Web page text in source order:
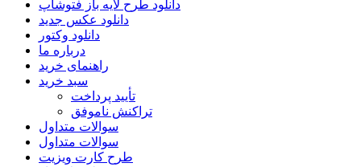
دانلود طرح لایه باز فتوشاپ
دانلود عکس جدید
دانلود وکتور
درباره ما
راهنمای خرید
سبد خرید
تأیید پرداخت
تراکنش ناموفق
سوالات متداول
سوالات متداول
طرح کارت ویزیت